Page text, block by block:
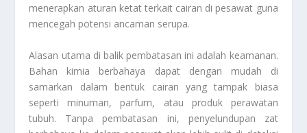
menerapkan aturan ketat terkait cairan di pesawat guna
mencegah potensi ancaman serupa.
Alasan utama di balik pembatasan ini adalah keamanan.
Bahan kimia berbahaya dapat dengan mudah di
samarkan dalam bentuk cairan yang tampak biasa
seperti minuman, parfum, atau produk perawatan
tubuh. Tanpa pembatasan ini, penyelundupan zat